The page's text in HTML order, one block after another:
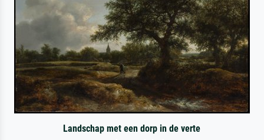
Landschap met een dorp in de verte